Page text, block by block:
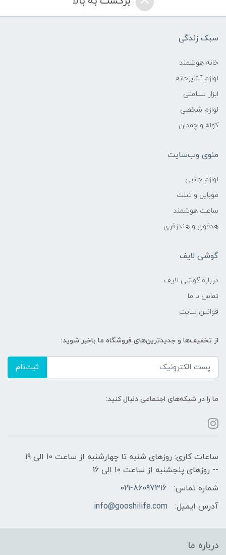
سبک زندگی
خانه هوشمند
لوازم آشپزخانه
ابزار سلامتی
لوازم شخصی
کوله و چمدان
منوی وب‌سایت
لوازم جانبی
موبایل و تبلت
ساعت هوشمند
هدفون و هندزفری
گوشی لایف
درباره گوشی لایف
تماس با ما
قوانین سایت
از تخفیف‌ها و جدیدترین‌های فروشگاه ما باخبر شوید:
ثبت‌نام
ما را در شبکه‌های اجتماعی دنبال کنید:
ساعات کاری: روزهای شنبه تا چهارشنبه از ساعت 10 الی 19
-- روزهای پنجشنبه از ساعت 10 الی 16
شماره تماس:
021-86097316
آدرس ایمیل:
info@gooshilife.com
درباره ما